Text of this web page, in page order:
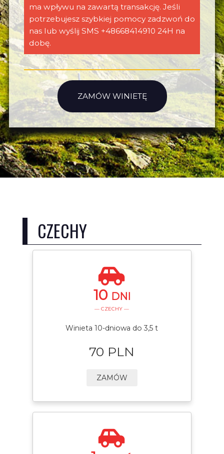
ma wpływu na zawartą transakcję. Jeśli
potrzebujesz szybkiej pomocy zadzwoń do
nas lub wyślij SMS +48668414910 24H na
dobę.
ZAMÓW WINIETĘ
CZECHY
10 DNI
— CZECHY —
Winieta 10-dniowa do 3,5 t
70 PLN
ZAMÓW